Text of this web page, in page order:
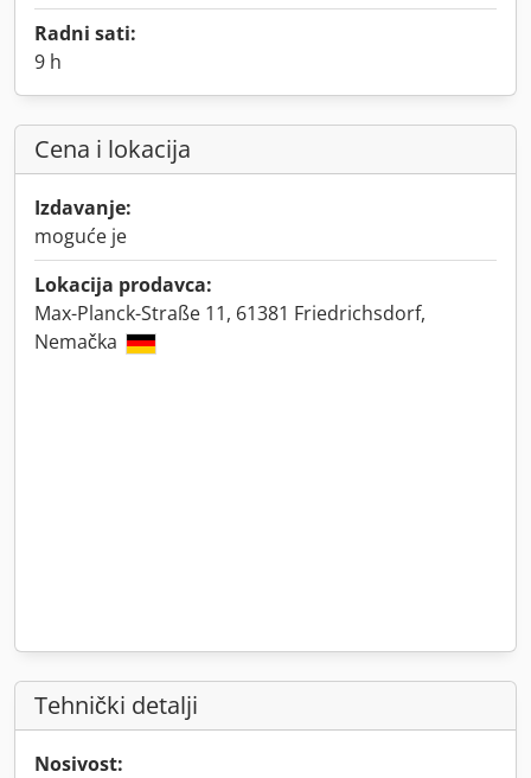
Radni sati:
9 h
Cena i lokacija
Izdavanje:
moguće je
Lokacija prodavca:
Max-Planck-Straße 11, 61381 Friedrichsdorf,
Nemačka
Tehnički detalji
Nosivost: